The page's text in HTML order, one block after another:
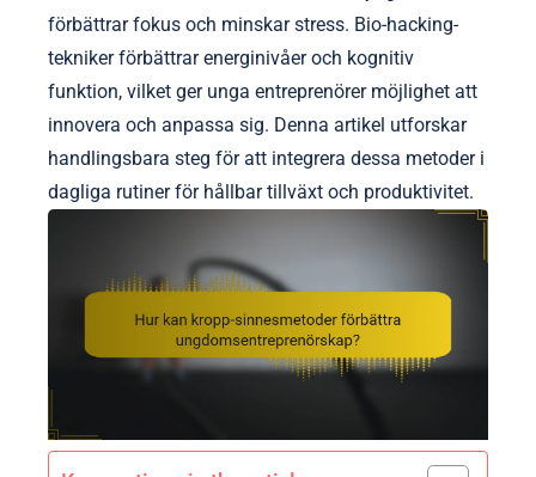
förbättrar fokus och minskar stress. Bio-hacking-
tekniker förbättrar energinivåer och kognitiv
funktion, vilket ger unga entreprenörer möjlighet att
innovera och anpassa sig. Denna artikel utforskar
handlingsbara steg för att integrera dessa metoder i
dagliga rutiner för hållbar tillväxt och produktivitet.